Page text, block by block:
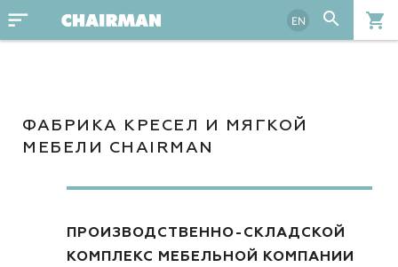
sort EN search shopping_cart
ФАБРИКА КРЕСЕЛ И МЯГКОЙ
МЕБЕЛИ CHAIRMAN
ПРОИЗВОДСТВЕННО-СКЛАДСКОЙ
КОМПЛЕКС МЕБЕЛЬНОЙ КОМПАНИИ